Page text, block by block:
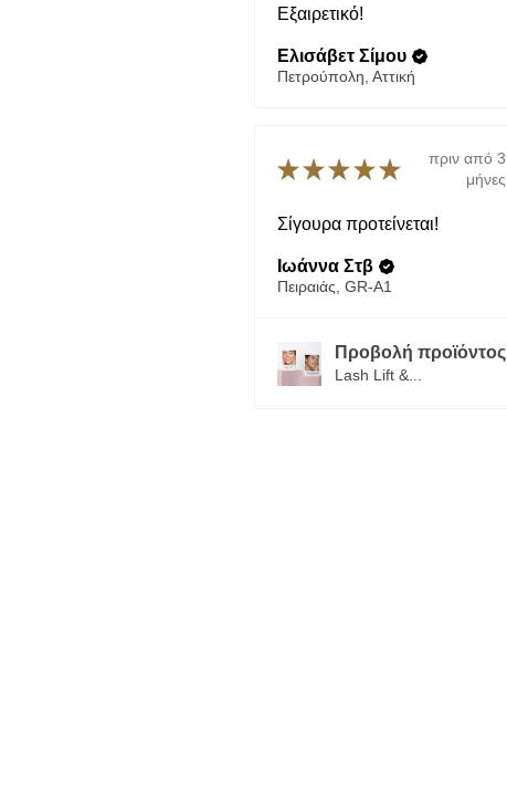
Εξαιρετικό!
Ελισάβετ Σίμου
Πετρούπολη, Αττική
★★★★★
πριν από 3
μήνες
Σίγουρα προτείνεται!
Ιωάννα Στβ
Πειραιάς, GR-A1
Προβολή προϊόντος
Lash Lift &...